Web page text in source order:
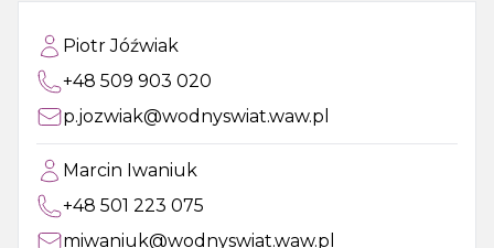
Piotr Jóźwiak
+48 509 903 020
p.jozwiak@wodnyswiat.waw.pl
Marcin Iwaniuk
+48 501 223 075
miwaniuk@wodnyswiat.waw.pl